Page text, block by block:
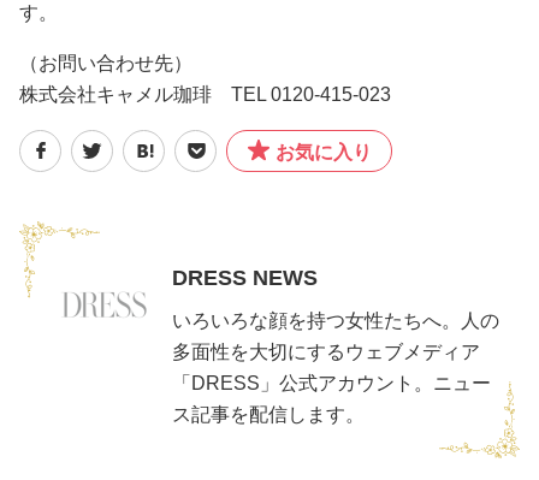
す。
（お問い合わせ先）
株式会社キャメル珈琲 TEL 0120-415-023
お気に入り
DRESS NEWS
いろいろな顔を持つ女性たちへ。人の
多面性を大切にするウェブメディア
「DRESS」公式アカウント。ニュー
ス記事を配信します。